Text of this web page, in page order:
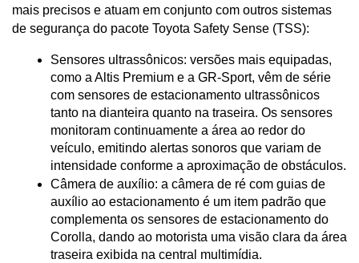
mais precisos e atuam em conjunto com outros sistemas
de segurança do pacote Toyota Safety Sense (TSS):
Sensores ultrassônicos: versões mais equipadas,
como a Altis Premium e a GR-Sport, vêm de série
com sensores de estacionamento ultrassônicos
tanto na dianteira quanto na traseira. Os sensores
monitoram continuamente a área ao redor do
veículo, emitindo alertas sonoros que variam de
intensidade conforme a aproximação de obstáculos.
Câmera de auxílio: a câmera de ré com guias de
auxílio ao estacionamento é um item padrão que
complementa os sensores de estacionamento do
Corolla, dando ao motorista uma visão clara da área
traseira exibida na central multimídia.